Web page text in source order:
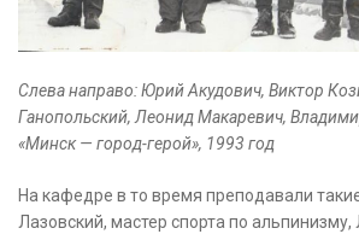
Слева направо: Юрий Акудович, Виктор
Ганопольский, Леонид Макаревич,
«Минск — город-герой», 1993 год
На кафедре в то время преподавали
Лазовский, мастер спорта по